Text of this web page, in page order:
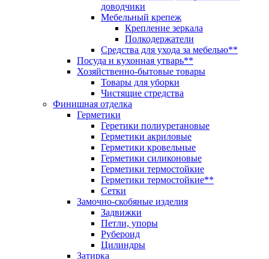
доводчики
Мебельный крепеж
Крепление зеркала
Полкодержатели
Средства для ухода за мебелью**
Посуда и кухонная утварь**
Хозяйственно-бытовые товары
Товары для уборки
Чистящие стредства
Финишная отделка
Герметики
Геретики полиуретановые
Герметики акриловые
Герметики кровельные
Герметики силиконовые
Герметики термостойкие
Герметики термостойкие**
Сетки
Замочно-скобяные изделия
Задвижки
Петли, упоры
Рубероид
Цилиндры
Затирка